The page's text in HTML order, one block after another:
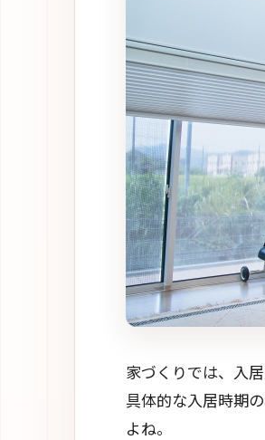
家づくりでは、入
具体的な入居時期
よね。